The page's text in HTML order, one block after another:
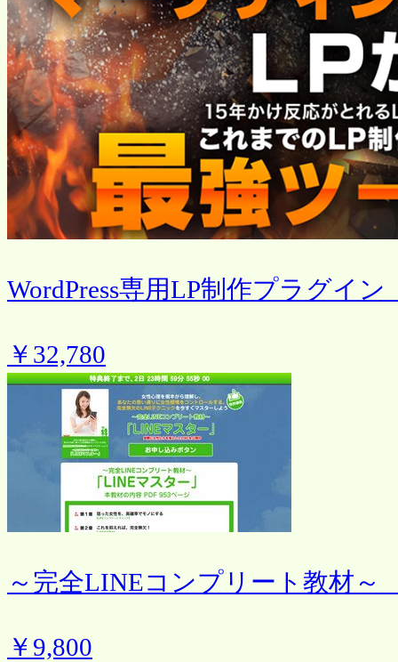
WordPress専用LP制作プラグイン
￥32,780
～完全LINEコンプリート教材～
￥9,800